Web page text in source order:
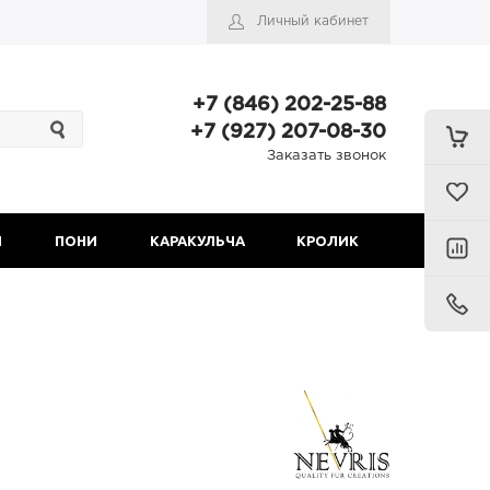
Личный кабинет
+7 (846) 202-25-88
+7 (927) 207-08-30
Заказать звонок
ПОНИ КАРАКУЛЬЧА КРОЛИК